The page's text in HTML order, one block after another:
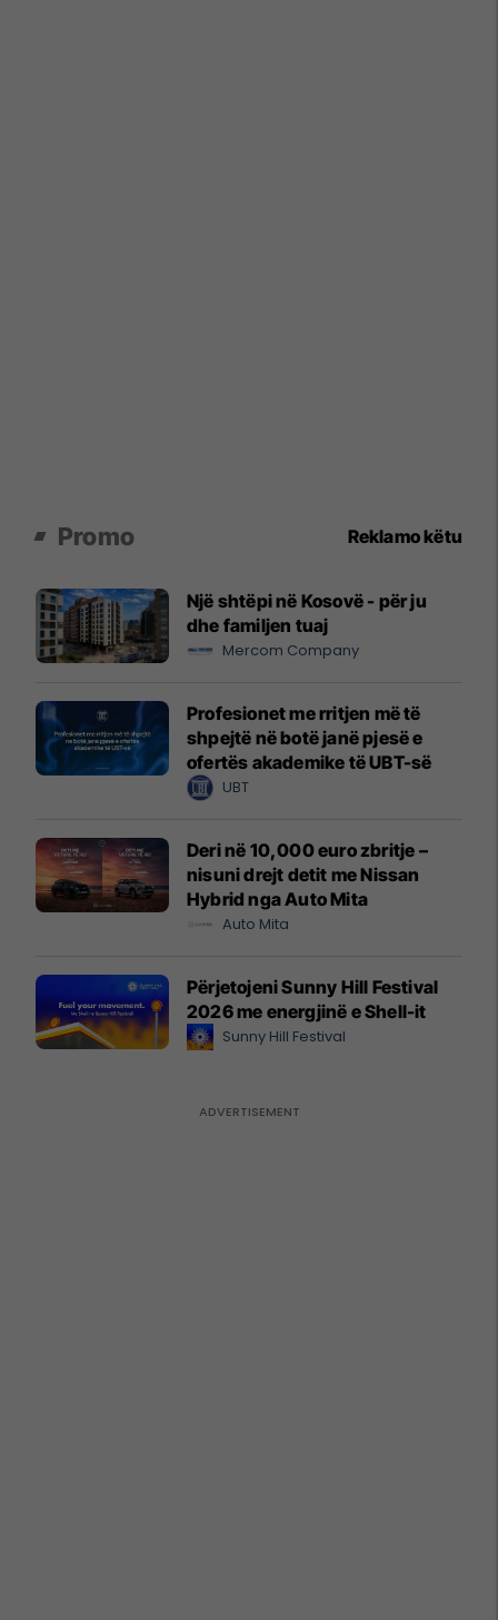
Promo Reklamo këtu
Një shtëpi në Kosovë - për ju
dhe familjen tuaj
Mercom Company
Profesionet me rritjen më të
shpejtë në botë janë pjesë e
ofertës akademike të UBT-së
UBT
Deri në 10,000 euro zbritje –
nisuni drejt detit me Nissan
Hybrid nga Auto Mita
Auto Mita
Përjetojeni Sunny Hill Festival
2026 me energjinë e Shell-it
Sunny Hill Festival